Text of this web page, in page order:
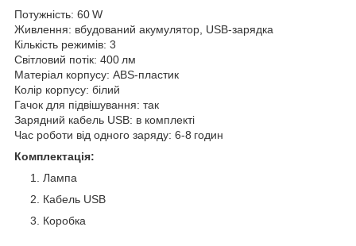
Потужність: 60 W
Живлення: вбудований акумулятор, USB‑зарядка
Кількість режимів: 3
Світловий потік: 400 лм
Матеріал корпусу: ABS‑пластик
Колір корпусу: білий
Гачок для підвішування: так
Зарядний кабель USB: в комплекті
Час роботи від одного заряду: 6‑8 годин
Комплектація:
Лампа
Кабель USB
Коробка